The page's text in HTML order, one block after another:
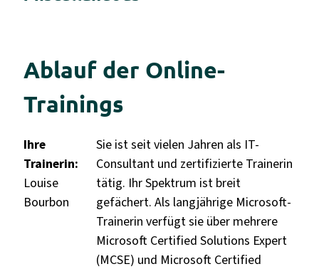
Ablauf der Online-
Trainings
Ihre
Trainerin:
Louise
Bourbon
Sie ist seit vielen Jahren als IT-
Consultant und zertifizierte Trainerin
tätig. Ihr Spektrum ist breit
gefächert. Als langjährige Microsoft-
Trainerin verfügt sie über mehrere
Microsoft Certified Solutions Expert
(MCSE) und Microsoft Certified